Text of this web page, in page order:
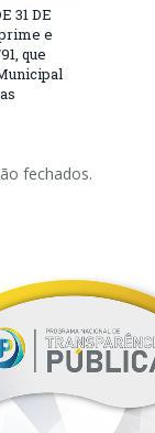
31 DE
e
que
fechados.